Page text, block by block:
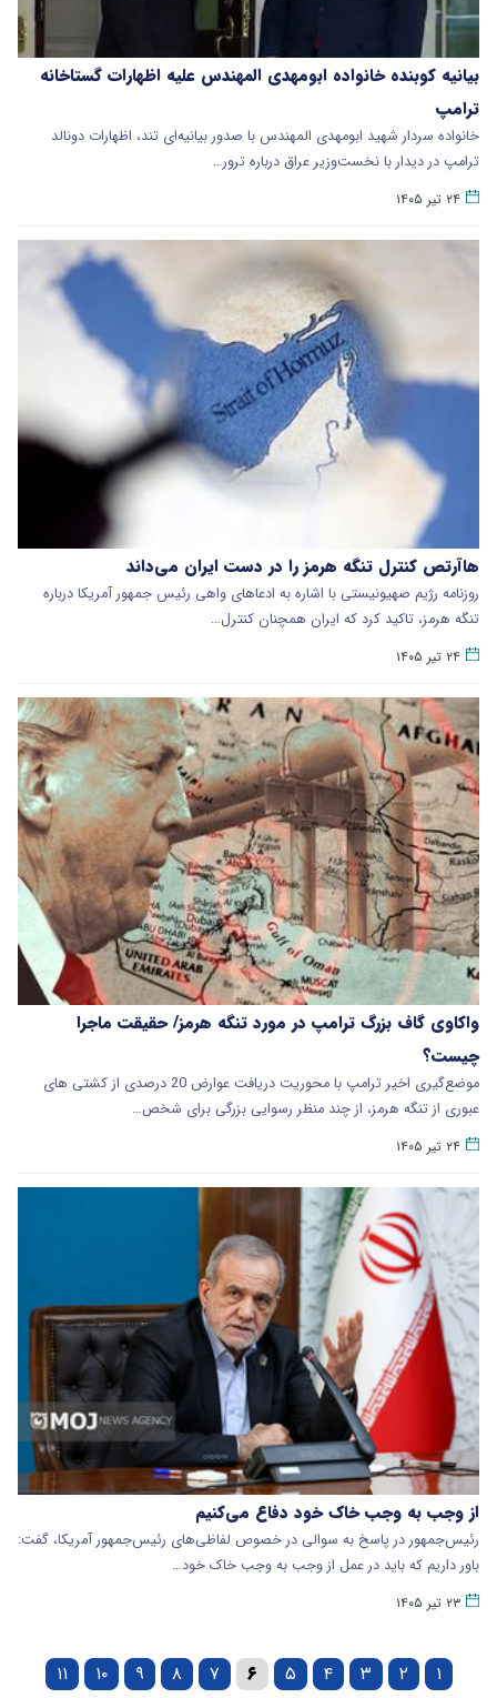
بیانیه کوبنده خانواده ابومهدی المهندس علیه اظهارات گستاخانه
ترامپ
خانواده سردار شهید ابومهدی المهندس با صدور بیانیه‌ای تند، اظهارات دونالد
ترامپ در دیدار با نخست‌وزیر عراق درباره ترور…
۲۴ تیر ۱۴۰۵
هاآرتص کنترل تنگه هرمز را در دست ایران می‌داند
روزنامه رژیم صهیونیستی با اشاره به ادعاهای واهی رئیس جمهور آمریکا درباره
تنگه هرمز، تاکید کرد که ایران همچنان کنترل…
۲۴ تیر ۱۴۰۵
واکاوی گاف بزرگ ترامپ در مورد تنگه هرمز/ حقیقت ماجرا
چیست؟
موضع‌گیری اخیر ترامپ با محوریت دریافت عوارض 20 درصدی از کشتی های
عبوری از تنگه هرمز، از چند منظر رسوایی بزرگی برای شخص…
۲۴ تیر ۱۴۰۵
از وجب به وجب خاک خود دفاع می‌کنیم
رئیس‌جمهور در پاسخ به سوالی در خصوص لفاظی‌های رئیس‌جمهور آمریکا، گفت:
باور داریم که باید در عمل از وجب به وجب خاک خود…
۲۳ تیر ۱۴۰۵
۱ ۲ ۳ ۴ ۵ ۶ ۷ ۸ ۹ ۱۰ ۱۱